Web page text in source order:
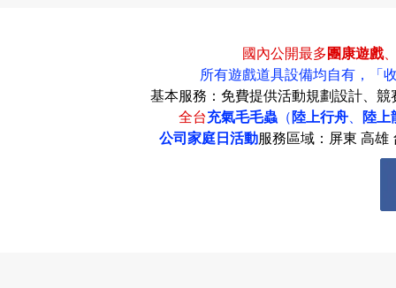
國內公開最多團康遊戲
所有遊戲道具設備均自有，
「
基本服務：免費提供活動規劃設計、
全台充氣毛毛蟲 （ 陸上行舟
陸上
公司家庭日活動服務區域：屏東 高雄